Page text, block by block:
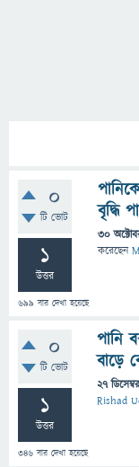
0
টি ভোট
1
উত্তর
699 বার দেখা হয়েছে
বৃদ্ধি
30
করেছেন
0
টি ভোট
1
উত্তর
346 বার দেখা হয়েছে
পানি
বাড়ে
27
Rishad